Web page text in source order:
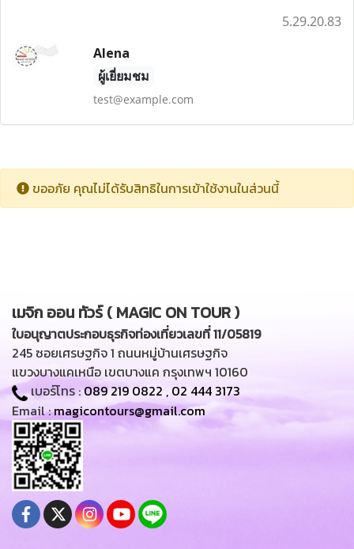
5.29.20.83
Alena
ผู้เยี่ยมชม
test@example.com
ขออภัย คุณไม่ได้รับสิทธิในการเข้าใช้งานในส่วนนี้
เมจิก ออน ทัวร์ ( MAGIC ON TOUR )
ใบอนุญาตประกอบธุรกิจท่องเที่ยวเลขที่ 11/05819
245 ซอยเศรษฐกิจ 1 ถนนหมู่บ้านเศรษฐกิจ
แขวงบางแคเหนือ เขตบางแค กรุงเทพฯ 10160
เบอร์โทร :089 219 0822 , 02 444 3173
Email :magicontours@gmail.com